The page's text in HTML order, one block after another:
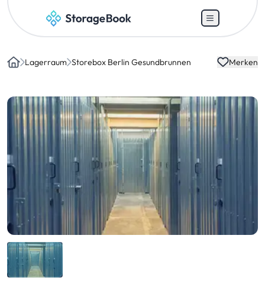
Lagerraum Storebox Berlin Gesundbrunnen Merken